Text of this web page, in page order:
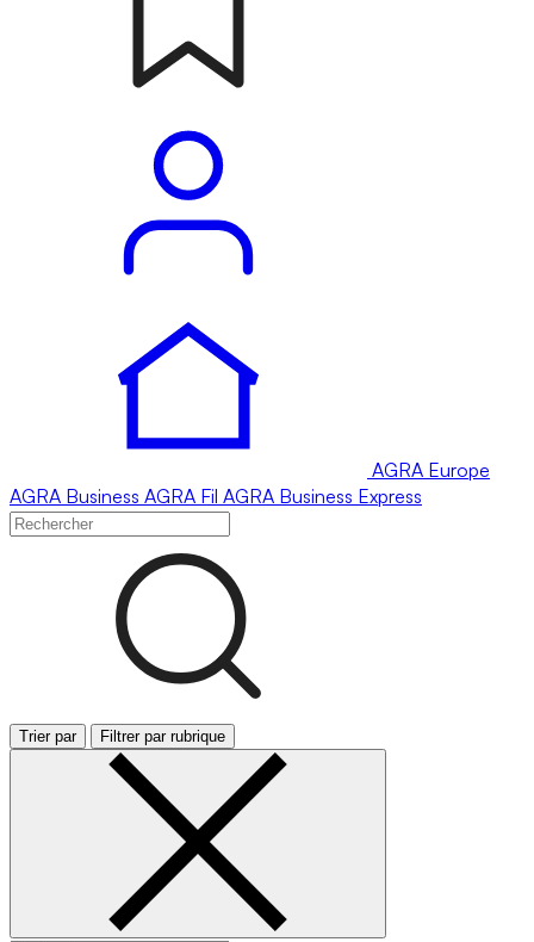
AGRA Europe
AGRA Business AGRA Fil AGRA Business Express
Trier par Filtrer par rubrique